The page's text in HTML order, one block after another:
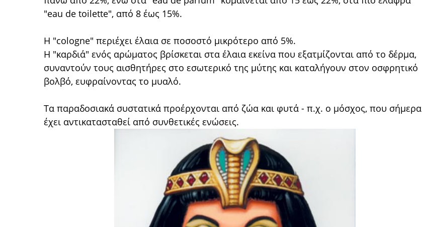
"eau de toilette", από 8 έως 15%.
Η "cologne" περιέχει έλαια σε ποσοστό μικρότερο από 5%.
Η "καρδιά" ενός αρώματος βρίσκεται στα έλαια εκείνα που εξατμίζονται από το δέρμα,
συναντούν τους αισθητήρες στο εσωτερικό της μύτης και καταλήγουν στον οσφρητικό
βολβό, ευφραίνοντας το μυαλό.
Τα παραδοσιακά συστατικά προέρχονται από ζώα και φυτά - π.χ. ο μόσχος, που σήμερα
έχει αντικατασταθεί από συνθετικές ενώσεις.